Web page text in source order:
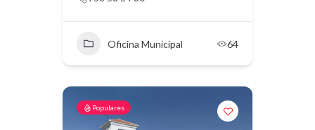
Oficina Municipal 64
Populares